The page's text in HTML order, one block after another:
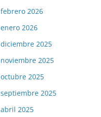
febrero 2026
enero 2026
diciembre 2025
noviembre 2025
octubre 2025
septiembre 2025
abril 2025